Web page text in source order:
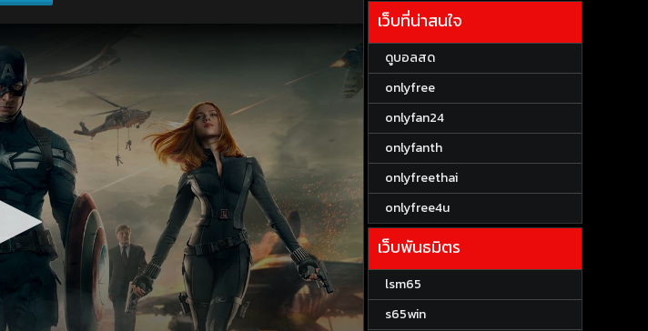
เว็บที่น่าสนใจ
ดูบอลสด
onlyfree
onlyfan24
onlyfanth
onlyfreethai
onlyfree4u
เว็บพันธมิตร
lsm65
s65win